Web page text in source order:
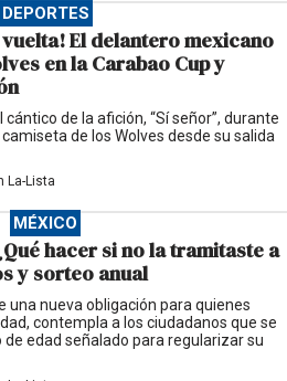
DEPORTES
vuelta! El delantero mexicano
en la Carabao Cup y
de la afición, “Sí señor”, durante
de los Wolves desde su salida
La-Lista
MÉXICO
hacer si no la tramitaste a
y sorteo anual
una nueva obligación para quienes
contempla a los ciudadanos que se
edad señalado para regularizar su